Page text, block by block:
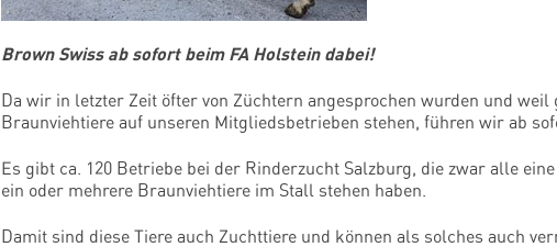
Brown Swiss ab sofort beim FA Holstein dabei!
Da wir in letzter Zeit öfter von Züchtern angesprochen wurden und weil
Braunviehtiere auf unseren Mitgliedsbetrieben stehen, führen wir ab
Es gibt ca. 120 Betriebe bei der Rinderzucht Salzburg, die zwar alle
ein oder mehrere Braunviehtiere im Stall stehen haben.
Damit sind diese Tiere auch Zuchttiere und können als solches auch